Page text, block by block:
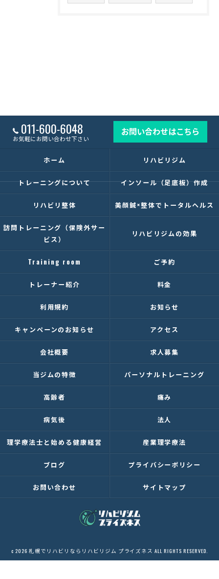
011-600-6048
お気軽にお問い合わせ下さい
お問い合わせはこちら
ホーム リハビリジム
トレーニングについて インソール（足底板）作成
リハビリ整体 美顔鍼×整体でトータルヘルス
訪問トレーニング（保険外サー
ビス）
リハビリジムの効果
Training room ご予約
トレーナー紹介 料金
利用規約 お知らせ
キャンペーンのお知らせ アクセス
会社概要 求人募集
当ジムの特徴 パーソナルトレーニング
高齢者 痛み
病気後 法人
理学療法士と始める健康経営 産業理学療法
ブログ プライバシーポリシー
お問い合わせ サイトマップ
c 2026 札幌でリハビリならリハビリジム プライズネス ALL RIGHTS RESERVED.